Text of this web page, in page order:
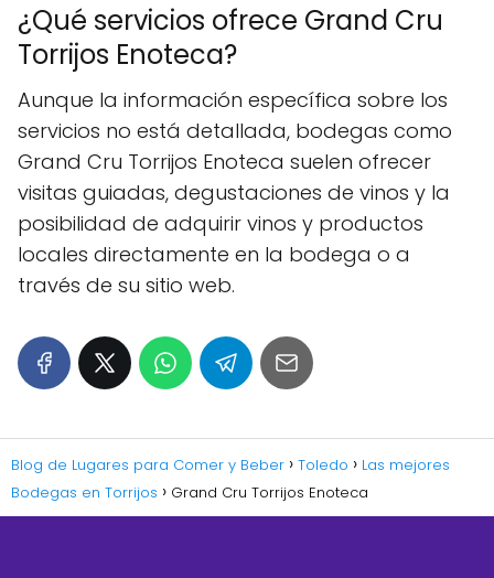
¿Qué servicios ofrece Grand Cru
Torrijos Enoteca?
Aunque la información específica sobre los
servicios no está detallada, bodegas como
Grand Cru Torrijos Enoteca suelen ofrecer
visitas guiadas, degustaciones de vinos y la
posibilidad de adquirir vinos y productos
locales directamente en la bodega o a
través de su sitio web.
Blog de Lugares para Comer y Beber Toledo
Las mejores
Bodegas en Torrijos
Grand Cru Torrijos Enoteca